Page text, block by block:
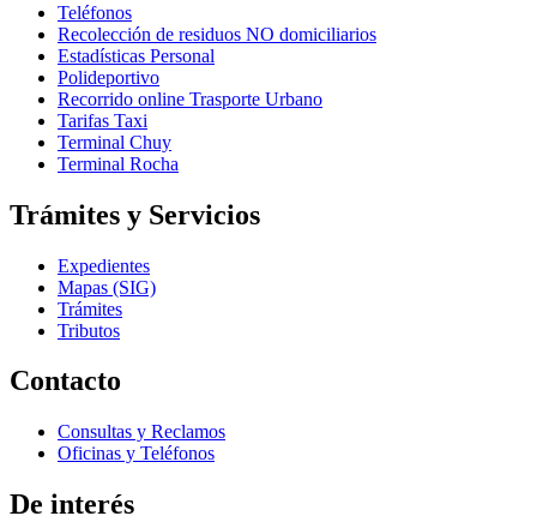
Teléfonos
Recolección de residuos NO domiciliarios
Estadísticas Personal
Polideportivo
Recorrido online Trasporte Urbano
Tarifas Taxi
Terminal Chuy
Terminal Rocha
Trámites y Servicios
Expedientes
Mapas (SIG)
Trámites
Tributos
Contacto
Consultas y Reclamos
Oficinas y Teléfonos
De interés